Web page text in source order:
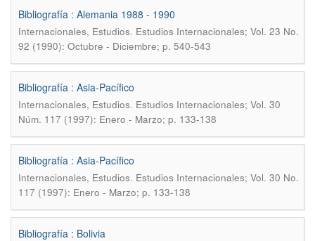
Bibliografía : Alemania 1988 - 1990
Internacionales, Estudios. Estudios Internacionales; Vol. 23 No.
92 (1990): Octubre - Diciembre; p. 540-543
Bibliografía : Asia-Pacífico
Internacionales, Estudios. Estudios Internacionales; Vol. 30
Núm. 117 (1997): Enero - Marzo; p. 133-138
Bibliografía : Asia-Pacífico
Internacionales, Estudios. Estudios Internacionales; Vol. 30 No.
117 (1997): Enero - Marzo; p. 133-138
Bibliografía : Bolivia